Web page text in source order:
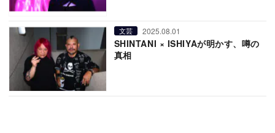
文芸 2025.08.01
SHINTANI × ISHIYAが明かす、噂の
真相